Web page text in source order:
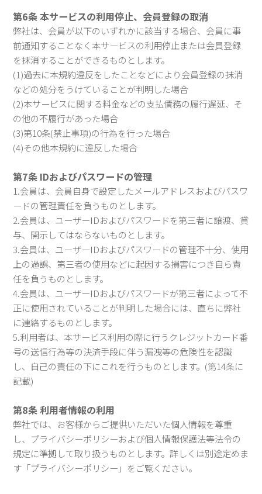
第6条 本サービスの利用停止、会員登録の取消
弊社は、会員が以下のいずれかに該当する場合、会員に事
前通知することなく本サービスの利用停止または会員登録
を抹消することができるものとします。
(1)過去に本規約違反をしたことなどにより会員登録の抹消
などの処分をうけていることが判明した場合
(2)本サービスに関する料金などの支払債務の履行遅延、そ
の他の不履行があった場合
(3)第10条(禁止事項)の行為を行った場合
(4)その他本規約に違反した場合
第7条 IDおよびパスワードの管理
1.会員は、会員自身で設定したメールアドレスおよびパスワ
ードの管理責任を負うものとします。
2.会員は、ユーザーIDおよびパスワードを第三者に譲渡、貸
与、開示してはならないものとします。
3.会員は、ユーザーIDおよびパスワードの管理不十分、使用
上の過誤、第三者の使用などに起因する損害につき自ら責
任を負うものとします。
4.会員は、ユーザーIDおよびパスワードが第三者によって不
正に使用されていることが判明した場合には、直ちに弊社
に連絡するものとします。
5.利用者は、本サービス利用の際に行うクレジットカード番
号の送信行為等の決済手段に伴う漏洩等の危険性を認識
し、自己の責任の下にこれを行うものとします。(第14条に
記載)
第8条 利用者情報の利用
弊社では、お客様からご提供いただいた個人情報を尊重
し、プライバシーポリシーおよび個人情報保護法等法令の
規定に準拠して取り扱うものとします。詳しくは別途定めま
す「プライバシーポリシー」をご覧ください。